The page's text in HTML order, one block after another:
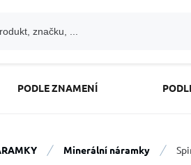
PODLE ZNAMENÍ
Minerální náramky